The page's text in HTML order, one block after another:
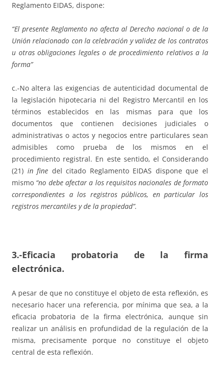
Reglamento EIDAS, dispone:
“El presente Reglamento no afecta al Derecho nacional o de la
Unión relacionado con la celebración y validez de los contratos
u otras obligaciones legales o de procedimiento relativos a la
forma”
c.-No altera las exigencias de autenticidad documental de
la legislación hipotecaria ni del Registro Mercantil en los
términos establecidos en las mismas para que los
documentos que contienen decisiones judiciales o
administrativas o actos y negocios entre particulares sean
admisibles como prueba de los mismos en el
procedimiento registral. En este sentido, el Considerando
(21) in fine del citado Reglamento EIDAS dispone que el
mismo “no debe afectar a los requisitos nacionales de formato
correspondientes a los registros públicos, en particular los
registros mercantiles y de la propiedad”.
3.-Eficacia probatoria de la firma
electrónica.
A pesar de que no constituye el objeto de esta reflexión, es
necesario hacer una referencia, por mínima que sea, a la
eficacia probatoria de la firma electrónica, aunque sin
realizar un análisis en profundidad de la regulación de la
misma, precisamente porque no constituye el objeto
central de esta reflexión.